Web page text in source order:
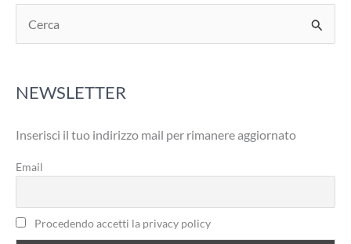
e
c
:
NEWSLETTER
Inserisci il tuo indirizzo mail per rimanere aggiornato
Email
Procedendo accetti la privacy policy